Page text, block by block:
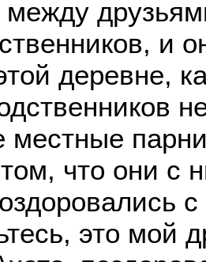
между
и
деревне,
местные
том, что они
это мой